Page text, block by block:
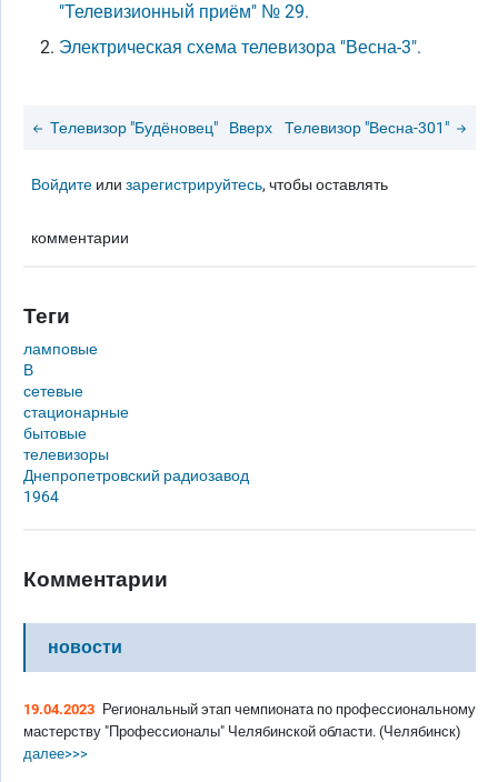
"Телевизионный приём" № 29.
Электрическая схема телевизора "Весна-3".
Телевизор "Будёновец" Вверх Телевизор "Весна-301"
Войдите илизарегистрируйтесь, чтобы оставлять
комментарии
Теги
ламповые
В
сетевые
стационарные
бытовые
телевизоры
Днепропетровский радиозавод
1964
Комментарии
новости
19.04.2023 Региональный этап чемпионата по профессиональному
мастерству "Профессионалы" Челябинской области. (Челябинск)
далее>>>